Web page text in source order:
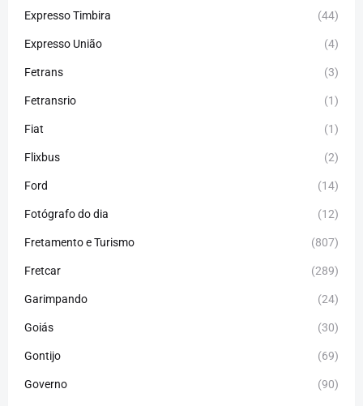
Expresso Timbira (44)
Expresso União (4)
Fetrans (3)
Fetransrio (1)
Fiat (1)
Flixbus (2)
Ford (14)
Fotógrafo do dia (12)
Fretamento e Turismo (807)
Fretcar (289)
Garimpando (24)
Goiás (30)
Gontijo (69)
Governo (90)